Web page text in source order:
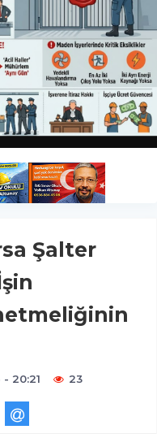
Şalter
20:21 23